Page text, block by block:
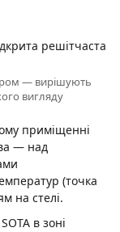
— вирішують
вигляду
приміщенні
— над
(точка
на стелі.
в зоні